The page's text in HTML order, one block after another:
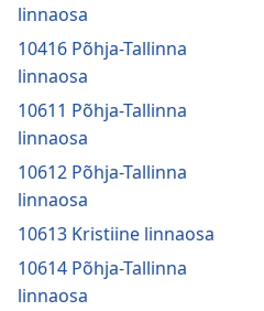
linnaosa
10416 Põhja-Tallinna
linnaosa
10611 Põhja-Tallinna
linnaosa
10612 Põhja-Tallinna
linnaosa
10613 Kristiine linnaosa
10614 Põhja-Tallinna
linnaosa